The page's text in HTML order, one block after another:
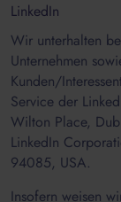
LinkedIn
Wir unterhalten
Unternehmen
Kunden/
Service der
Wilton Place,
LinkedIn
94085, USA.
Insofern weisen